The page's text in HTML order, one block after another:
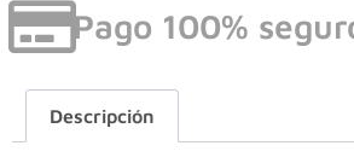
Pago 100%
Descripción